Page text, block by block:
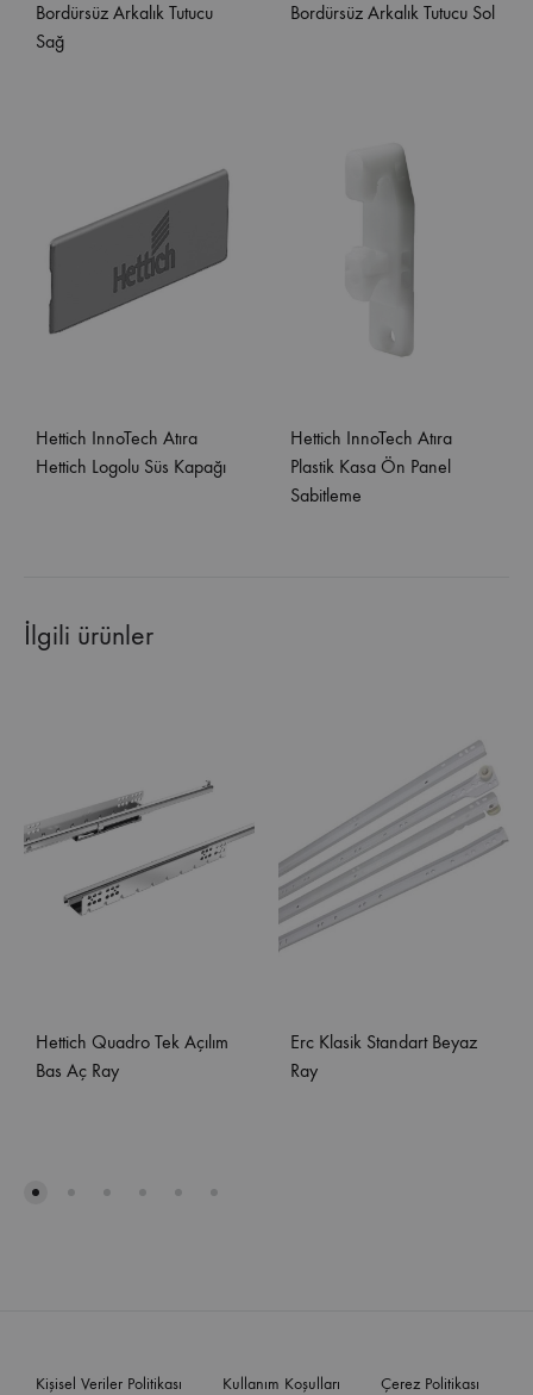
Bordürsüz Arkalık Tutucu
Sağ
Bordürsüz Arkalık Tutucu Sol
Hettich InnoTech Atıra
Hettich Logolu Süs Kapağı
Hettich InnoTech Atıra
Plastik Kasa Ön Panel
Sabitleme
İlgili ürünler
Hettich Quadro Tek Açılım
Bas Aç Ray
Erc Klasik Standart Beyaz
Ray
Kişisel Veriler Politikası Kullanım Koşulları Çerez Politikası